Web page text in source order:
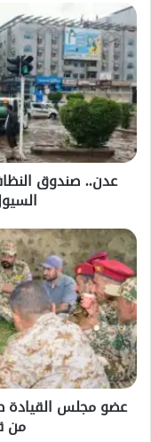
عدن..
صندوق
النظافة
يباشر
فتح
الطرقات
ورفع
مخلفات
السيول
وشفطعدن.. صندوق
عضو
مجلس
القيادة
طارق
صالح
يعقد
لقاء
معايدة
مع
عدد
عضو مجلس القيادة
من